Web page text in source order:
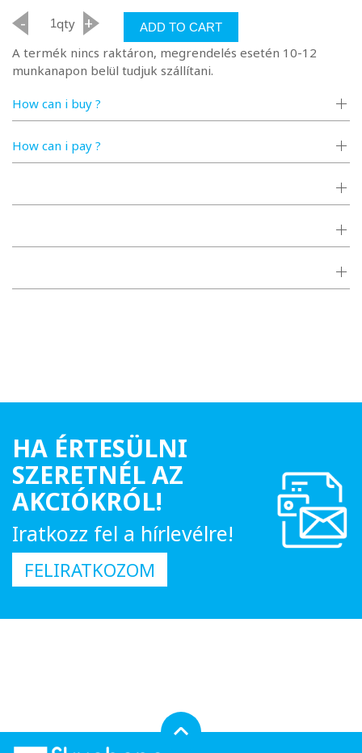
- qty + ADD TO CART
A termék nincs raktáron, megrendelés esetén 10-12
munkanapon belül tudjuk szállítani.
How can i buy ?
How can i pay ?
HA ÉRTESÜLNI
SZERETNÉL AZ
AKCIÓKRÓL!
Iratkozz fel a hírlevélre!
FELIRATKOZOM